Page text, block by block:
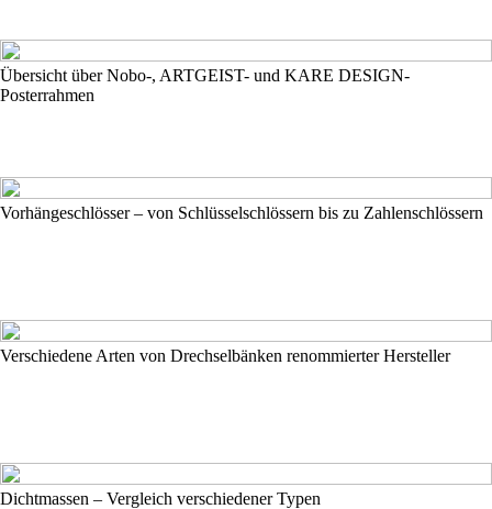
Übersicht über Nobo-, ARTGEIST- und KARE DESIGN-
Posterrahmen
Vorhängeschlösser – von Schlüsselschlössern bis zu Zahlenschlössern
Verschiedene Arten von Drechselbänken renommierter Hersteller
Dichtmassen – Vergleich verschiedener Typen